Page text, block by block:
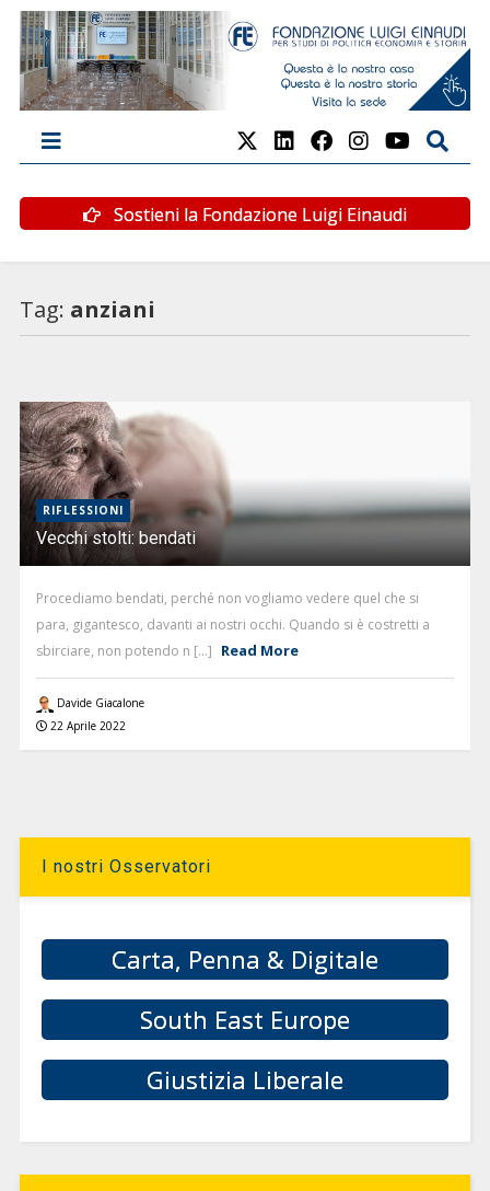
Sostieni la Fondazione Luigi Einaudi
Tag: anziani
RIFLESSIONI
Vecchi stolti: bendati
Procediamo bendati, perché non vogliamo vedere quel che si
para, gigantesco, davanti ai nostri occhi. Quando si è costretti a
sbirciare, non potendo n [...] Read More
Davide Giacalone
22 Aprile 2022
I nostri Osservatori
Carta, Penna & Digitale
South East Europe
Giustizia Liberale